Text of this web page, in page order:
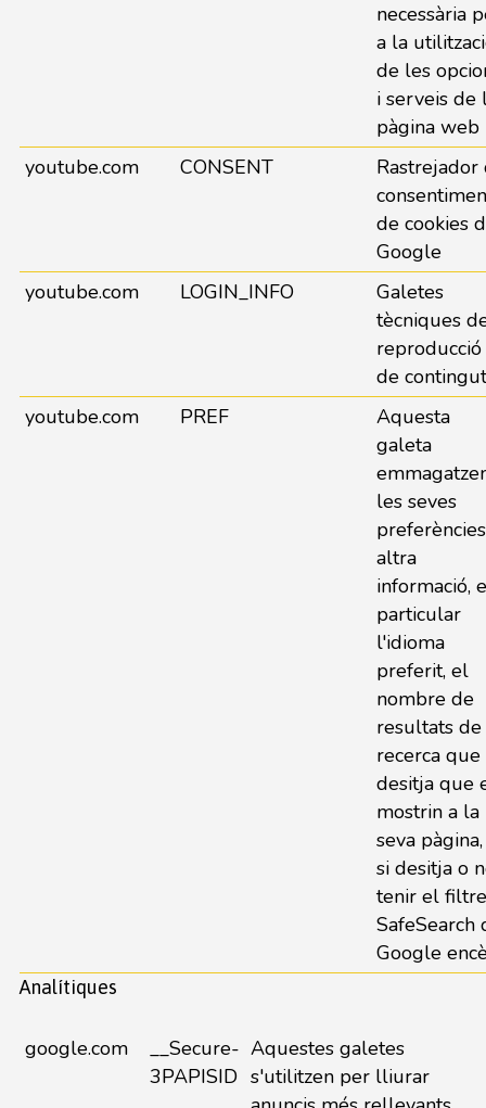
necessària
a la
de les
i serveis de
pàgina web
youtube.com
CONSENT
Rastrejador
de cookies
Google
youtube.com
LOGIN_INFO
Galetes
tècniques
reproducció
de contingut
youtube.com
PREF
Aquesta
galeta
les seves
altra
informació,
particular
l'idioma
preferit, el
nombre de
resultats de
recerca que
desitja que
mostrin a la
seva
si desitja o
tenir el filtre
SafeSearch
Google
Analítiques
google.com
__Secure-
3PAPISID
Aquestes galetes
s'utilitzen per lliurar